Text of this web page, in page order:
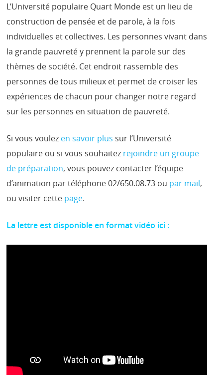
L’Université populaire Quart Monde est un lieu de
construction de pensée et de parole, à la fois
individuelles et collectives. Les personnes vivant dans
la grande pauvreté y prennent la parole sur des
thèmes de société. Cet endroit rassemble des
personnes de tous milieux et permet de croiser les
expériences de chacun pour changer notre regard
sur les personnes en situation de pauvreté.
Si vous voulez en savoir plus sur l’Université
populaire ou si vous souhaitez rejoindre un groupe
de préparation, vous pouvez contacter l’équipe
d’animation par téléphone 02/650.08.73 ou par mail,
ou visiter cette page.
La lettre est disponible en format vidéo ici :